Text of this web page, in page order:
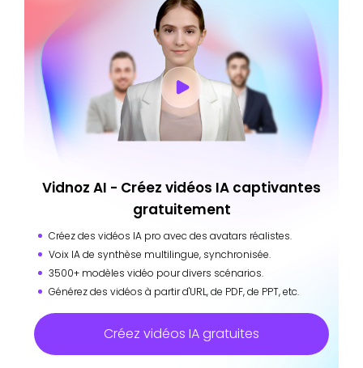
Vidnoz AI - Créez vidéos IA captivantes
gratuitement
Créez des vidéos IA pro avec des avatars réalistes.
Voix IA de synthèse multilingue, synchronisée.
3500+ modèles vidéo pour divers scénarios.
Générez des vidéos à partir d'URL, de PDF, de PPT, etc.
Créez vidéos IA gratuites